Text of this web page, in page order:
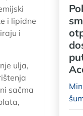
i lipidne
i
ulja,
sačma